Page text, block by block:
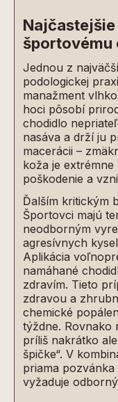
športovému
Jednou z
podologickej
manažment
hoci pôsobí
chodidlo
nasáva a drží ju
macerácii –
koža je
poškodenie a
Ďalším kritickým
Športovci majú
neodborným
agresívnych
Aplikácia
namáhané
zdravím. Tieto
zdravou a
chemické
týždne. Rovnako
príliš nakrátko
špičke“. V
priama
vyžaduje